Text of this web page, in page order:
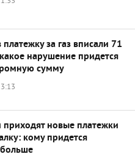
за газ вписали 71
нарушение придется
сумму
новые платежки
кому придется